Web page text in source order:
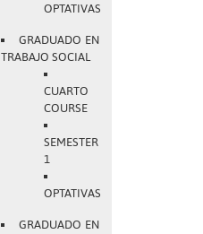
OPTATIVAS
GRADUADO EN
TRABAJO SOCIAL
CUARTO
COURSE
SEMESTER
1
OPTATIVAS
GRADUADO EN